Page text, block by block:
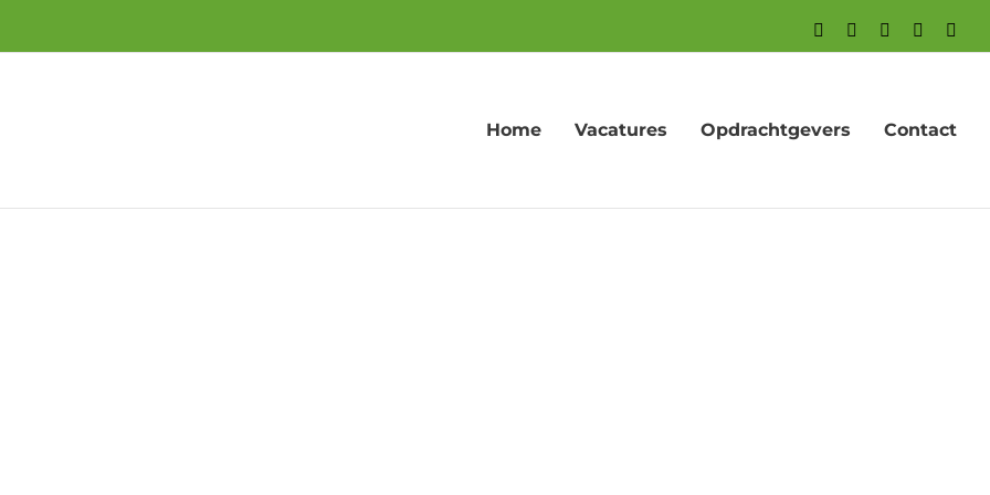
Facebook LinkedInYouTube
Home Vacatures Opdrachtgevers Contact